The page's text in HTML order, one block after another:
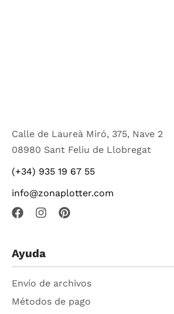
Calle de Laureà Miró, 375, Nave 2
08980 Sant Feliu de Llobregat
(+34) 935 19 67 55
info@zonaplotter.com
Ayuda
Envío de archivos
Métodos de pago